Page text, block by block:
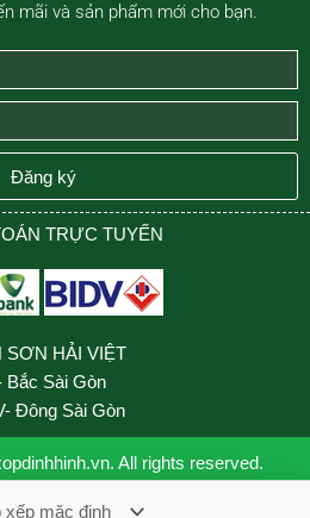
mãi và sản phẩm mới cho bạn.
Đăng ký
TRỰC TUYẾN
SƠN HẢI VIỆT
Bắc Sài Gòn
Đông Sài Gòn
All rights reserved.